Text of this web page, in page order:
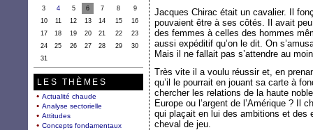
Jacques Chirac était un cavalier. Il
pouvaient être à ses côtés. Il avait
des femmes à celles des hommes
aussi expéditif qu’on le dit. On
Mais il ne fallait pas s’attendre au
Très vite il a voulu réussir et, en
qu’il le pourrait en jouant sa carte à
chercher les relations de la haute
Europe ou l’argent de l’Amérique ? Il
qui plaçait en lui des ambitions et des
cheval de jeu.
3
4 5 6 7 8
9
10
11 12 13 14 15
16
17
18 19 20 21 22
23
24
25 26 27 28 29
30
31
LES THÈMES
Actualité chaude
Analyse sectorielle
Attitudes
Concepts fondamentaux